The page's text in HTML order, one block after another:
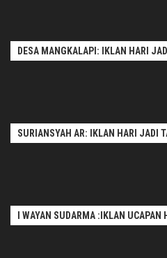
DESA MANGKALAPI: IKLAN HARI
SURIANSYAH AR: IKLAN HARI JADI
I WAYAN SUDARMA :IKLAN